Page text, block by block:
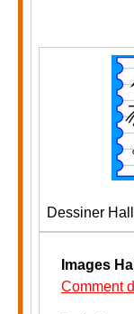
Dessiner
Images
Comment